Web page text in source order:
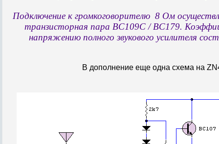
Подключение к громкоговорителю 8 Ом
транзисторная пара BC109C / BC179.
напряжению полного звукового усилителя
В дополнение еще одна схема на